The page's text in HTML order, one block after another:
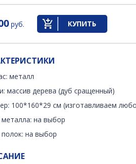
руб. КУПИТЬ
металл
массив дерева (дуб сращенный)
100*160*29 см (изготавливаем
металла: на выбор
полок: на выбор